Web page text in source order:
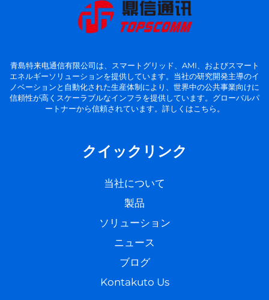
青島特来电通信有限公司は、スマートグリッド、AMI、およびスマート
エネルギーソリューションを提供しています。当社の研究開発主導のイ
ノベーションと自動化された生産体制により、世界中の公共事業向けに
信頼性が高くスケーラブルなインフラを提供しています。グローバルパ
ートナーから信頼されています。詳しくはこちら。
クイックリンク
当社について
製品
ソリューション
ニュース
ブログ
Kontakuto Us